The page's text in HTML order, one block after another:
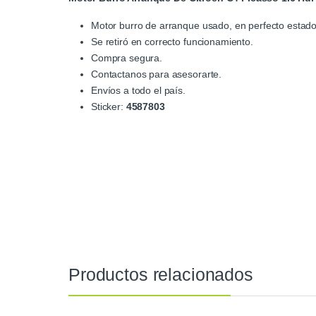
Motor burro de arranque usado, en perfecto
Se retiró en correcto funcionamiento.
Compra segura.
Contactanos para asesorarte.
Envíos a todo el país.
Sticker: 4587803
Productos relacionados